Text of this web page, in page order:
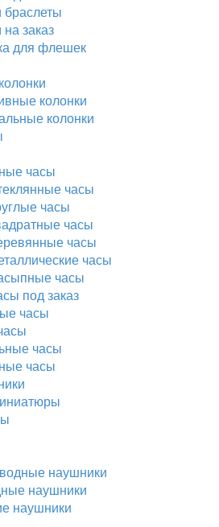
заказ
для флешек
колонки
колонки
часы
часы
часы
часы
часы
часы
часы
под заказ
часы
часы
часы
наушники
наушники
наушники